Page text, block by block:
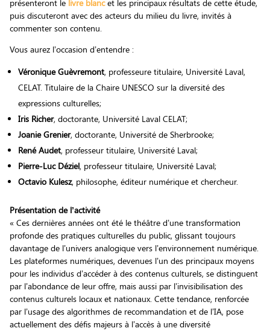
présenteront le livre blancet les principaux résultats de cette étude,
puis discuteront avec des acteurs du milieu du livre, invités à
commenter son contenu.
Vous aurez l’occasion d’entendre :
Véronique Guèvremont, professeure titulaire, Université Laval,
CELAT. Titulaire de la Chaire UNESCO sur la diversité des
expressions culturelles;
Iris Richer, doctorante, Université Laval CELAT;
Joanie Grenier, doctorante, Université de Sherbrooke;
René Audet, professeur titulaire, Université Laval;
Pierre-Luc Déziel, professeur titulaire, Université Laval;
Octavio Kulesz, philosophe, éditeur numérique et chercheur.
Présentation de l’activité
« Ces dernières années ont été le théâtre d’une transformation
profonde des pratiques culturelles du public, glissant toujours
davantage de l’univers analogique vers l’environnement numérique.
Les plateformes numériques, devenues l’un des principaux moyens
pour les individus d’accéder à des contenus culturels, se distinguent
par l’abondance de leur offre, mais aussi par l’invisibilisation des
contenus culturels locaux et nationaux. Cette tendance, renforcée
par l’usage des algorithmes de recommandation et de l’IA, pose
actuellement des défis majeurs à l’accès à une diversité